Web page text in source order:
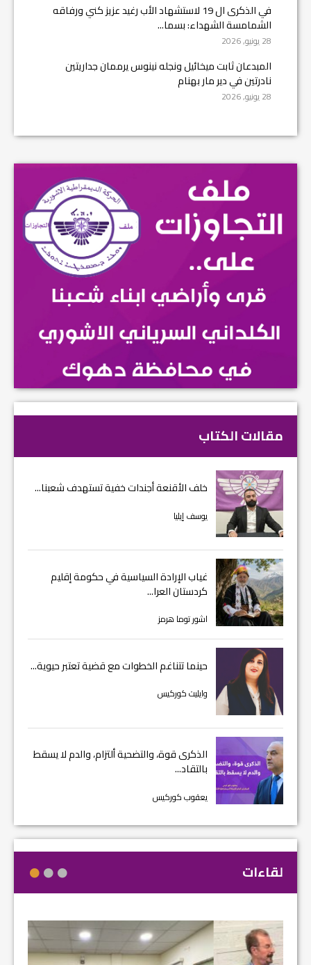
في الذكرى ال 19 لاستشهاد الأب رغيد عزيز كني ورفاقه
الشمامسة الشهداء: بسما...
28 يونيو, 2026
المبدعان ثابت ميخائيل ونجله نينوس يرممان جداريتين
نادرتين في دير مار بهنام
28 يونيو, 2026
مقالات الكتاب
خلف الأقنعة أجندات خفية تستهدف شعبنا...
يوسف إيليا
غياب الإرادة السياسية في حكومة إقليم
كردستان العرا...
اشور توما هرمز
حينما تتناغم الخطوات مع قضية تعتبر حيوية...
وايليت كوركيس
الذكرى قوة، والتضحية ألتزام، والدم لا يسقط
بالتقاد...
يعقوب كوركيس
لقاءات